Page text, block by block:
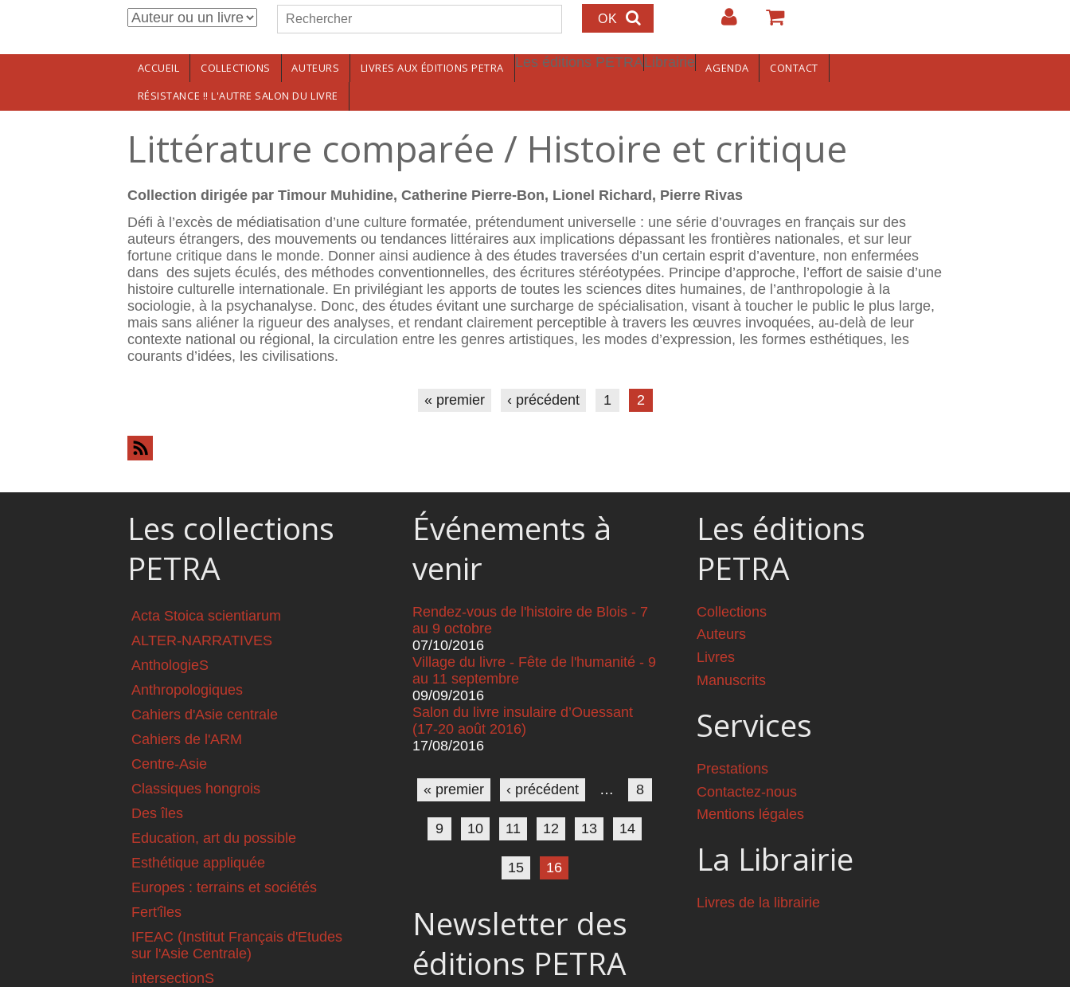
Aller au contenu principalFormulaire de recherche
Rechercher
ACCUEIL COLLECTIONS AUTEURS LIVRES AUX ÉDITIONS PETRA Les éditions PETRALibrairie AGENDA
CONTACT
RÉSISTANCE !! L'AUTRE SALON DU LIVRE
Littérature comparée / Histoire et critique
Collection dirigée par Timour Muhidine, Catherine Pierre-Bon, Lionel Richard, Pierre Rivas
Défi à l’excès de médiatisation d’une culture formatée, prétendument universelle : une série d’ouvrages en français sur des
auteurs étrangers, des mouvements ou tendances littéraires aux implications dépassant les frontières nationales, et sur leur
fortune critique dans le monde. Donner ainsi audience à des études traversées d’un certain esprit d’aventure, non enfermées
dans des sujets éculés, des méthodes conventionnelles, des écritures stéréotypées. Principe d’approche, l’effort de saisie d’une
histoire culturelle internationale. En privilégiant les apports de toutes les sciences dites humaines, de l’anthropologie à la
sociologie, à la psychanalyse. Donc, des études évitant une surcharge de spécialisation, visant à toucher le public le plus large,
mais sans aliéner la rigueur des analyses, et rendant clairement perceptible à travers les œuvres invoquées, au-delà de leur
contexte national ou régional, la circulation entre les genres artistiques, les modes d’expression, les formes esthétiques, les
courants d’idées, les civilisations.
« premier ‹ précédent 1 2
Les collections
PETRA
Acta Stoica scientiarum
ALTER-NARRATIVES
AnthologieS
Anthropologiques
Cahiers d'Asie centrale
Cahiers de l'ARM
Centre-Asie
Classiques hongrois
Des îles
Education, art du possible
Esthétique appliquée
Europes : terrains et sociétés
Fert'îles
IFEAC (Institut Français d'Etudes
sur l'Asie Centrale)
intersectionS
Événements à
venir
Rendez-vous de l'histoire de Blois - 7
au 9 octobre
07/10/2016
Village du livre - Fête de l'humanité - 9
au 11 septembre
09/09/2016
Salon du livre insulaire d’Ouessant
(17-20 août 2016)
17/08/2016
Pages
« premier ‹ précédent … 8
9 10 11 12 13 14
15 16
Newsletter des
éditions PETRA
Les éditions
PETRA
Collections
Auteurs
Livres
Manuscrits
Services
Prestations
Contactez-nous
Mentions légales
La Librairie
Livres de la librairie